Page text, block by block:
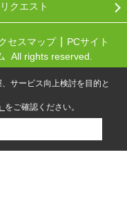
クエスト
セスマップ
PCサイト
All rights reserved.
サービス向上検討を目的と
をご確認ください。